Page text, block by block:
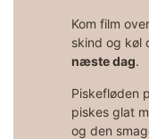
Kom film
skind og køl
næste dag.
Piskefløden
piskes glat
og den